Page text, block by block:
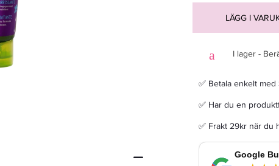
LÄGG I
I lager -
✅ Betala enkelt
✅ Har du en
✅ Frakt 29kr när du